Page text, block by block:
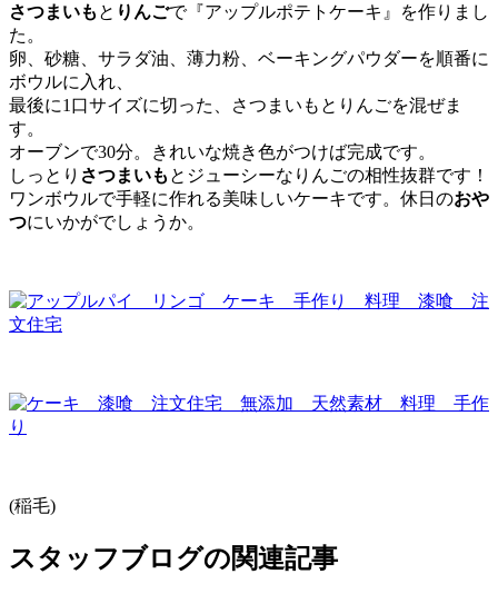
さつまいも と りんごで『アップルポテトケーキ』を作りまし
た。
卵、砂糖、サラダ油、薄力粉、ベーキングパウダーを順番に
ボウルに入れ、
最後に1口サイズに切った、さつまいもとりんごを混ぜま
す。
オーブンで30分。きれいな焼き色がつけば完成です。
しっとり さつまいも とジューシーなりんごの相性抜群です！
ワンボウルで手軽に作れる美味しいケーキです。休日のおや
つにいかがでしょうか。
(稲毛)
スタッフブログの関連記事